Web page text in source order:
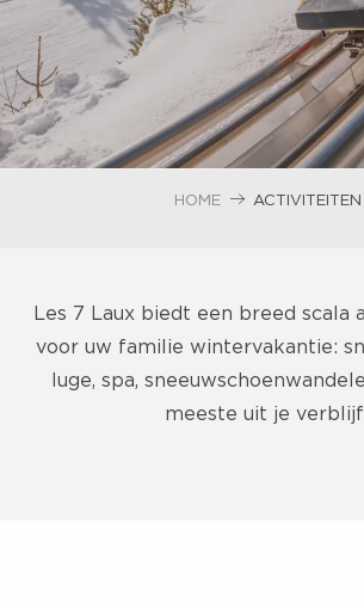
HOME ACTIVITEITEN
Les 7 Laux biedt een breed scala
voor uw familie wintervakantie:
luge, spa,
meeste uit je